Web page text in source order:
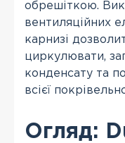
обрешіткою.
вентиляційних
карнизі
циркулювати,
конденсату та
всієї
Огляд: